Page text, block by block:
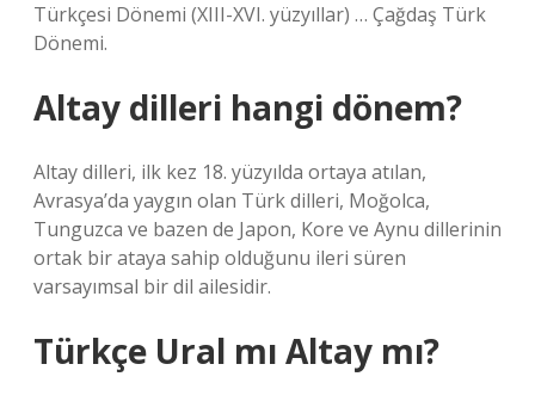
Türkçesi Dönemi (XIII-XVI. yüzyıllar) … Çağdaş Türk
Dönemi.
Altay dilleri hangi dönem?
Altay dilleri, ilk kez 18. yüzyılda ortaya atılan,
Avrasya’da yaygın olan Türk dilleri, Moğolca,
Tunguzca ve bazen de Japon, Kore ve Aynu dillerinin
ortak bir ataya sahip olduğunu ileri süren
varsayımsal bir dil ailesidir.
Türkçe Ural mı Altay mı?